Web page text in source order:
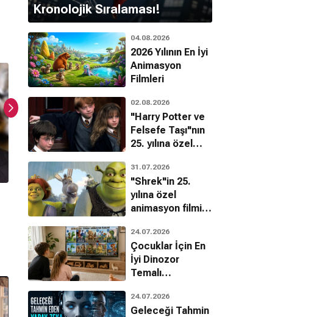
Colin Firth
Richard Bratton Keir Dullea
Kronolojik Sıralaması!
04.08.2026
2026 Yılının En İyi
Animasyon
Filmleri
02.08.2026
"Harry Potter ve
Felsefe Taşı"nın
25. yılına özel
bilinmeyenleri!
31.07.2026
"Shrek"in 25.
yılına özel
animasyon filmin
24.07.2026
Çocuklar İçin En
İyi Dinozor
Temalı
Filmleri
24.07.2026
Geleceği Tahmin